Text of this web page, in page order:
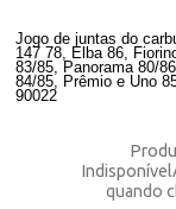
Jogo de juntas do
147 78, Elba 86,
83/85, Panorama 80/
84/85, Prêmio e Uno
90022
Indisponível
quando